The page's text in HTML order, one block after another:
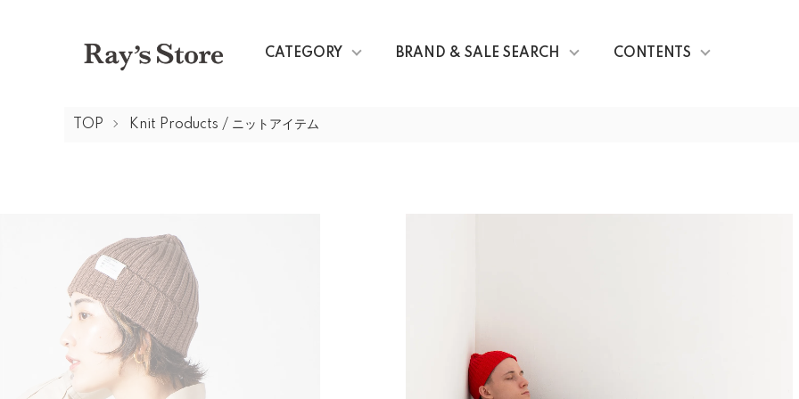
CATEGORY BRAND & SALE SEARCH CONTENTS
TOP Knit Products / ニットアイテム